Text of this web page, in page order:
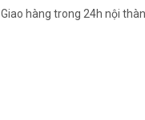
Giao hàng trong 24h nội